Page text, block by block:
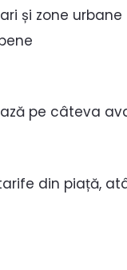
și zone urbane
pe câteva
din piață,